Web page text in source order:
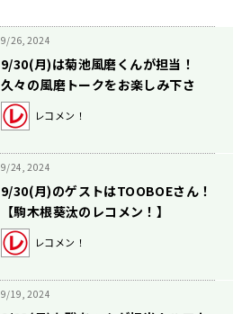
9/26, 2024
9/30(月)は菊池風磨くんが担当！
久々の風磨トークをお楽しみ下さ
い！
レコメン！
9/24, 2024
9/30(月)のゲストはTOOBOEさん！
【駒木根葵汰のレコメン！】
レコメン！
9/19, 2024